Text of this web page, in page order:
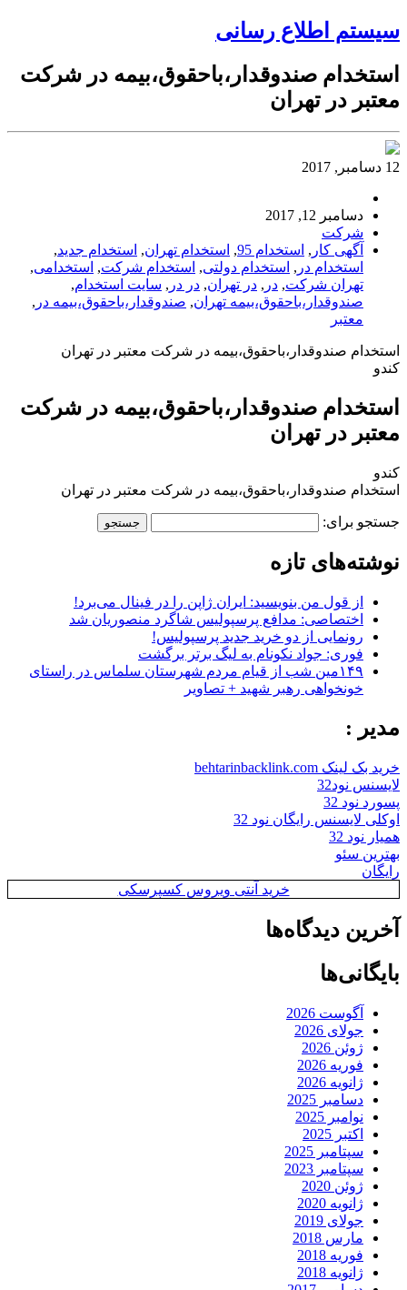
سیستم اطلاع رسانی
استخدام صندوقدار،باحقوق،بیمه در شرکت
معتبر در تهران
12 دسامبر, 2017
دسامبر 12, 2017
شرکت
آگهی کار , استخدام 95 , استخدام تهران, استخدام جدید,
استخدام در , استخدام دولتی, استخدام شرکت, استخدامی,
تهران شرکت, در , در تهران, در در , سایت استخدام,
صندوقدار،باحقوق،بیمه تهران, صندوقدار،باحقوق،بیمه در ,
معتبر
استخدام صندوقدار،باحقوق،بیمه در شرکت معتبر در تهران
کندو
استخدام صندوقدار،باحقوق،بیمه در شرکت
معتبر در تهران
کندو
استخدام صندوقدار،باحقوق،بیمه در شرکت معتبر در تهران
جستجو برای:
نوشته‌های تازه
از قول من بنویسید: ایران ژاپن را در فینال می‌برد!
اختصاصی: مدافع پرسپولیس شاگرد منصوریان شد
رونمایی از دو خرید جدید پرسپولیس!
فوری: جواد نکونام به لیگ برتر برگشت
۱۴۹مین شب از قیام مردم شهرستان سلماس در راستای
خونخواهی رهبر شهید + تصاویر
مدیر :
خرید بک لینک behtarinbacklink.com
لایسنس نود32
پسورد نود 32
اوکلی لایسنس رایگان نود 32
همیار نود 32
بهترین سئو
رایگان
خرید آنتی ویروس کسپرسکی
آخرین دیدگاه‌ها
بایگانی‌ها
آگوست 2026
جولای 2026
ژوئن 2026
فوریه 2026
ژانویه 2026
دسامبر 2025
نوامبر 2025
اکتبر 2025
سپتامبر 2025
سپتامبر 2023
ژوئن 2020
ژانویه 2020
جولای 2019
مارس 2018
فوریه 2018
ژانویه 2018